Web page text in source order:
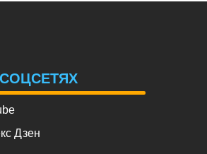
Дзен